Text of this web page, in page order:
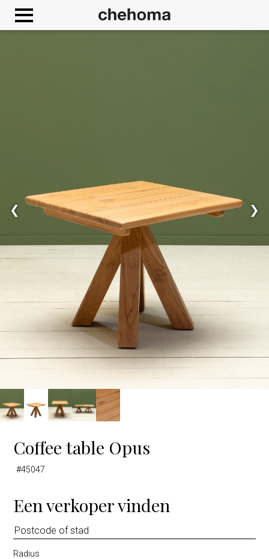
❮ ❯
Coffee table Opus
#45047
Een verkoper vinden
Radius
Google Maps is uitgeschakeld. Toestaan
Cookies beheer paneel